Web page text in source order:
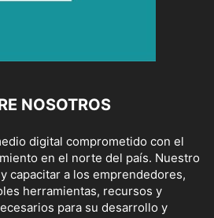
NOSOTROS
digital comprometido con el
en el norte del país. Nuestro
capacitar a los emprendedores,
herramientas, recursos y
para su desarrollo y